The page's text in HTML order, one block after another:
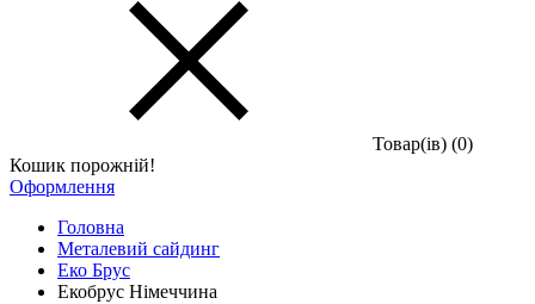
Товар(iв) (0)
Кошик порожній!
Оформлення
Головна
Металевий сайдинг
Еко Брус
Екобрус Німеччина